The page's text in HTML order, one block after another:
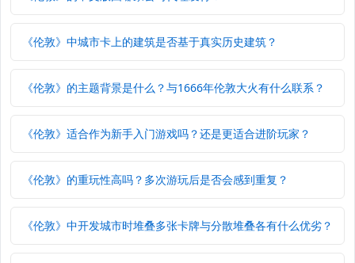
《伦敦》中城市卡上的建筑是否基于真实历史建筑？
《伦敦》的主题背景是什么？与1666年伦敦大火有什么联系？
《伦敦》适合作为新手入门游戏吗？还是更适合进阶玩家？
《伦敦》的重玩性高吗？多次游玩后是否会感到重复？
《伦敦》中开发城市时堆叠多张卡牌与分散堆叠各有什么优劣？